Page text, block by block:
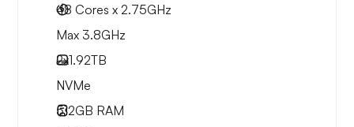
48 Cores x 2.75GHz
Max 3.8GHz
2x1.92TB
NVMe
512GB RAM